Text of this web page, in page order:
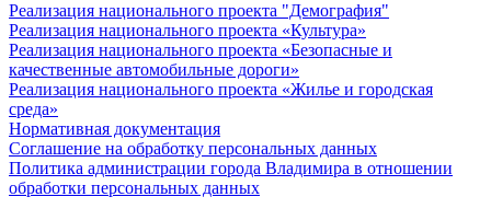
Реализация национального проекта "Демография"
Реализация национального проекта «Культура»
Реализация национального проекта «Безопасные и
качественные автомобильные дороги»
Реализация национального проекта «Жилье и городская
среда»
Нормативная документация
Соглашение на обработку персональных данных
Политика администрации города Владимира в отношении
обработки персональных данных